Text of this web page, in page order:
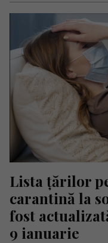
Lista țărilor
carantină la
fost
9 ianuarie